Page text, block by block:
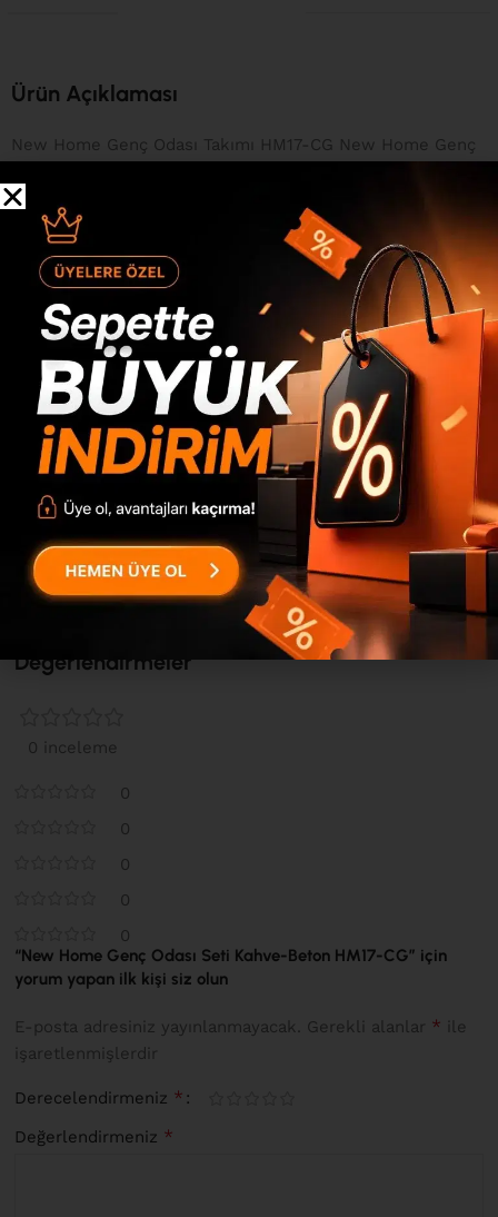
Ürün Açıklaması
New Home Genç Odası Takımı HM17-CG New Home Genç
tarafınıza gönderilmektedir. Bu muhteşem Genç Odası
Takımı, yaşam alanınıza sıcaklık ve estetik katmanın yanı
sıra pratik kullanım sağlamaktadır. E1 kalite
standartlarındaki çevre ve çocuk sağlığına uygun melamin
kaplı 18mm yonga levha ve 3mm mdflam, bu eşsiz ürünün
dayanıklılığını ve çevresel dostu yapısını temin eder.
Ayrıca, 0.80mm pvc bant detayları ile şıklık ön plandadır.
Bağlantı Sistemi New Home Genç Odası Takımı HM17-CG
ürünümüzü oluşturan parçalar, minifix bağlantı sistemi ile
birleştirilmektedir. Bu sayede, ürünü defalarca söküp
takabilme özelliğine sahip olursunuz. Paketleme Sistemi
Uluslararası standartlarda dolgu malzemeleri ile
paketlenen ürünümüz, sizlere en güvenli ve profesyonel
şekilde ulaştırılmaktadır. ...Devamını Gör
Değerlendirmeler
0 inceleme
0
0
0
0
0
“New Home Genç Odası Seti Kahve-Beton HM17-CG” için
yorum yapan ilk kişi siz olun
E-posta adresiniz yayınlanmayacak. Gerekli alanlar * ile
işaretlenmişlerdir
Derecelendirmeniz *
Değerlendirmeniz *